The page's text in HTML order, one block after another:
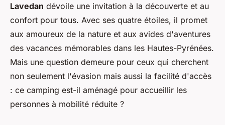
Lavedan dévoile une invitation à la découverte et au
confort pour tous. Avec ses quatre étoiles, il promet
aux amoureux de la nature et aux avides d'aventures
des vacances mémorables dans les Hautes-Pyrénées.
Mais une question demeure pour ceux qui cherchent
non seulement l'évasion mais aussi la facilité d'accès
: ce camping est-il aménagé pour accueillir les
personnes à mobilité réduite ?